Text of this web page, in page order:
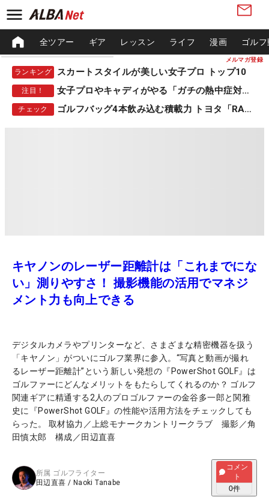
メルマガ登録
全ツアー ギア レッスン ライフ 漫画 ゴル
ランキング スカートスタイルが美しい女子プロ トップ10
注目！ 女子プロやキャディがやる「ガチの熱中症対策」
チェック ゴルフバッグ4本飲み込む積載力 トヨタ「RAV4」
キヤノンのレーザー距離計は「これまでにな
い」測りやすさ！ 撮影機能の活用でマネジ
メント力も向上できる
デジタルカメラやプリンターなど、さまざまな精密機器を扱う
「キヤノン」がついにゴルフ業界に参入。“写真と動画が撮れ
るレーザー距離計”という新しい発想の『PowerShot GOLF』は
ゴルファーにどんなメリットをもたらしてくれるのか？ ゴルフ
関連ギアに精通する2人のプロゴルファーの金谷多一郎と関雅
史に『PowerShot GOLF』の性能や活用方法をチェックしても
らった。 取材協力／上総モナークカントリークラブ 撮影／角
田慎太郎 構成／田辺直喜
所属 ゴルフライター
田辺直喜 / Naoki Tanabe
コメン
ト
0件